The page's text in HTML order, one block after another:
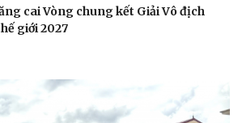
cai Vòng chung kết Giải Vô địch
giới 2027